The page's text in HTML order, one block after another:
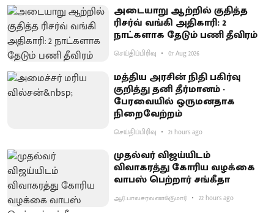
அடையாறு ஆற்றில் குதித்த
ரிசர்வ் வங்கி அதிகாரி: 2
நாட்களாக தேடும் பணி தீவிரம்
செய்திப்பிரிவு 07 Aug 2026
மத்திய அரசின் நிதி பகிர்வு
குறித்து தனி தீர்மானம் -
பேரவையில் ஒருமனதாக
நிறைவேற்றம்
செய்திப்பிரிவு 21 hours ago
முதல்வர் விஜய்யிடம்
விவாகரத்து கோரிய வழக்கை
வாபஸ் பெற்றார் சங்கீதா
ஆர்.பாலசரவணக்குமார் 22 hours ago